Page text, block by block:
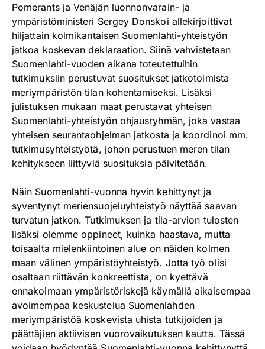
Pomerants ja Venäjän luonnonvarain- ja
ympäristöministeri Sergey Donskoi allekirjoittivat
hiljattain kolmikantaisen Suomenlahti-yhteistyön
jatkoa koskevan deklaraation. Siinä vahvistetaan
Suomenlahti-vuoden aikana toteutettuihin
tutkimuksiin perustuvat suositukset jatkotoimista
meriympäristön tilan kohentamiseksi. Lisäksi
julistuksen mukaan maat perustavat yhteisen
Suomenlahti-yhteistyön ohjausryhmän, joka vastaa
yhteisen seurantaohjelman jatkosta ja koordinoi mm.
tutkimusyhteistyötä, johon perustuen meren tilan
kehitykseen liittyviä suosituksia päivitetään.
Näin Suomenlahti-vuonna hyvin kehittynyt ja
syventynyt meriensuojeluyhteistyö näyttää saavan
turvatun jatkon. Tutkimuksen ja tila-arvion tulosten
lisäksi olemme oppineet, kuinka haastava, mutta
toisaalta mielenkiintoinen alue on näiden kolmen
maan välinen ympäristöyhteistyö. Jotta työ olisi
osaltaan riittävän konkreettista, on kyettävä
ennakoimaan ympäristöriskejä käymällä aikaisempaa
avoimempaa keskustelua Suomenlahden
meriympäristöä koskevista uhista tutkijoiden ja
päättäjien aktiivisen vuorovaikutuksen kautta. Tässä